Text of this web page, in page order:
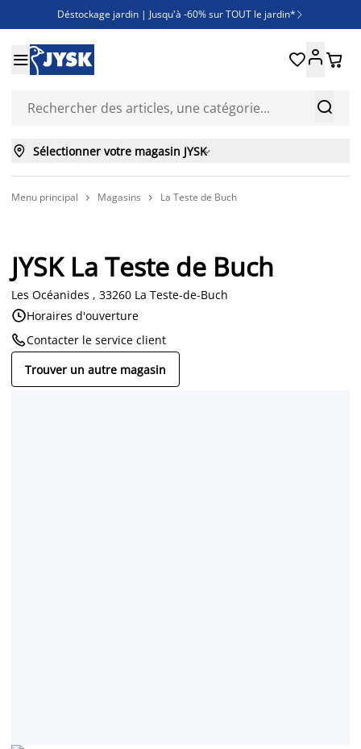
Déstockage jardin | Jusqu'à -60% sur TOUT le jardin* 
Jusqu'à -50% sur une sélection literie
Découvrez les nouveautés de la collection


 
 Sélectionner votre magasin JYSK
Menu principal  Magasins  La Teste de Buch
JYSK La Teste de Buch
Les Océanides , 33260 La Teste-de-Buch
Horaires d'ouverture
Contacter le service client
Trouver un autre magasin